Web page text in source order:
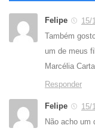
Felipe
15/
Também
um de meus
Marcélia
Responder
Felipe
15/
Não acho um